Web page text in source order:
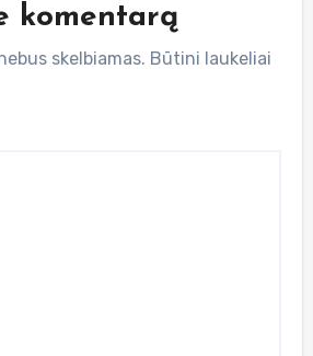
komentarą
skelbiamas. Būtini laukeliai